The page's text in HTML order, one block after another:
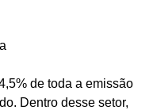
de toda a emissão
Dentro desse setor,